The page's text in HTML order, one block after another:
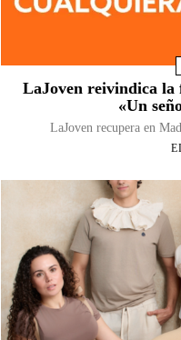
LaJoven reivindica la
«Un
LaJoven recupera en